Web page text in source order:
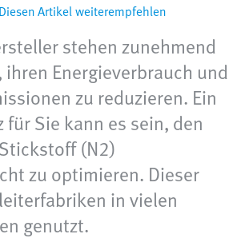
Diesen Artikel weiterempfehlen
stehen zunehmend
Energieverbrauch und
zu reduzieren. Ein
für Sie kann es sein, den
(N2)
zu optimieren. Dieser
in vielen
genutzt.